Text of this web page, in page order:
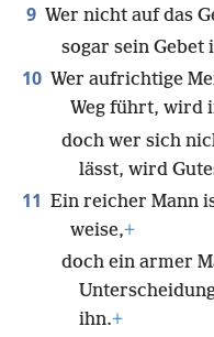
9 Wer nicht auf das
sogar sein Gebet
10 Wer aufrichtige
Weg führt, wird
doch wer sich
lässt, wird
11 Ein reicher Mann
weise,+
doch ein armer
ihn.+